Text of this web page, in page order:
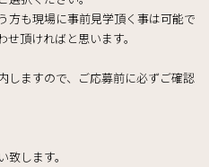
方も現場に事前見学頂く事は可能で
頂ければと思います。
しますので、ご応募前に必ずご確認
します。